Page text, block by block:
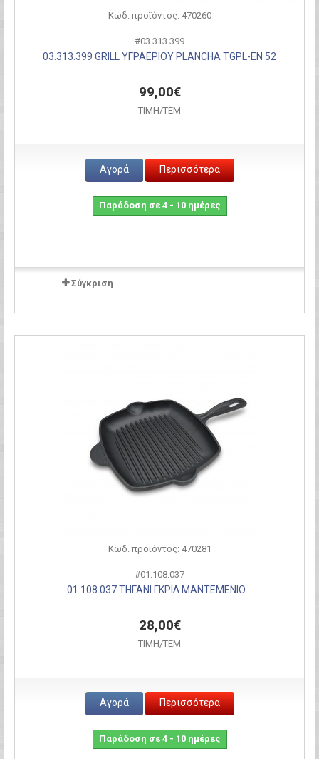
Κωδ. προϊόντος: 470260
#03.313.399
03.313.399 GRILL ΥΓΡΑΕΡΙΟΥ PLANCHA TGPL-EN 52
99,00€
ΤΙΜH/ΤΕΜ
Αγορά Περισσότερα
Παράδοση σε 4 - 10 ημέρες
Σύγκριση
Κωδ. προϊόντος: 470281
#01.108.037
01.108.037 ΤΗΓΑΝΙ ΓΚΡΙΛ ΜΑΝΤΕΜΕΝΙΟ...
28,00€
ΤΙΜH/ΤΕΜ
Αγορά Περισσότερα
Παράδοση σε 4 - 10 ημέρες